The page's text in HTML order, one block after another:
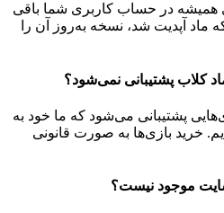
همیشه در حساب کاربری شما باقی
ماد آپدیت شد، نسخه به‌روز آن را
کلاب پشتیبانی نمی‌شود؟
پشتیبانی می‌شود که ما خود به
خرید بازی‌ها به صورت قانونی
موجود نیست؟